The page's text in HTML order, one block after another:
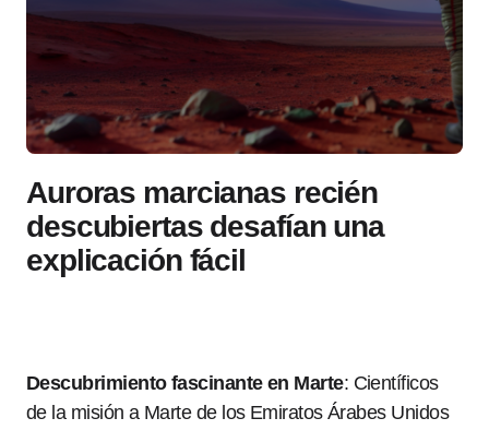
Auroras marcianas recién
descubiertas desafían una
explicación fácil
Descubrimiento fascinante en Marte: Científicos
de la misión a Marte de los Emiratos Árabes Unidos